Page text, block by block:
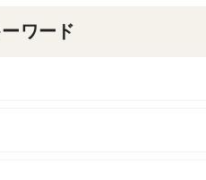
ワード